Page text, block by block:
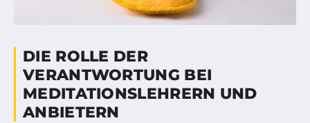
DIE ROLLE DER
VERANTWORTUNG BEI
MEDITATIONSLEHRERN UND
ANBIETERN